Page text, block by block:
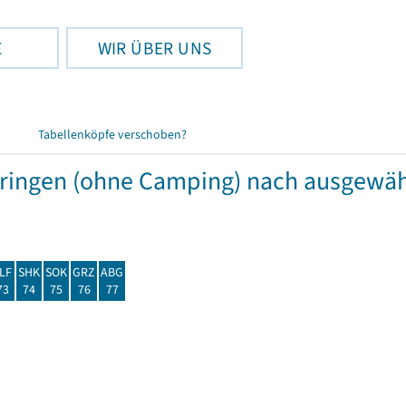
WIR ÜBER UNS
Tabellenköpfe verschoben?
(ohne Camping) nach
SHK
74
SOK
75
GRZ
76
ABG
77